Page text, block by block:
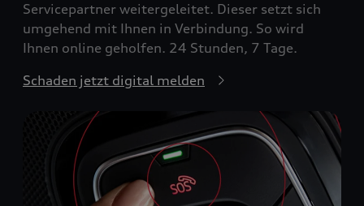
Servicepartner weitergeleitet. Dieser setzt sich
umgehend mit Ihnen in Verbindung. So wird
Ihnen online geholfen. 24 Stunden, 7 Tage.
Schaden jetzt digital melden